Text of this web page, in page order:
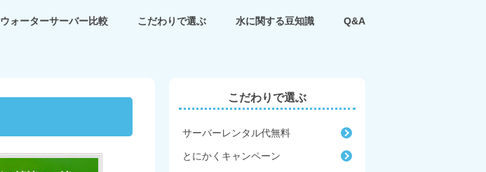
ウォーターサーバー比較 こだわりで選ぶ 水に関する豆知識 Q&A
こだわりで選ぶ
サーバーレンタル代無料
とにかくキャンペーン